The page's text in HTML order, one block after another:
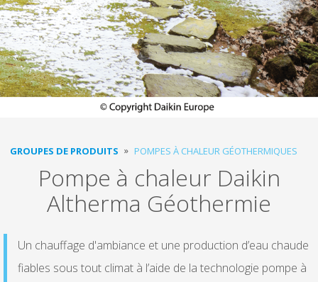
GROUPES DE PRODUITS POMPES À CHALEUR GÉOTHERMIQUES
Pompe à chaleur Daikin
Altherma Géothermie
Un chauffage d'ambiance et une production d’eau chaude
fiables sous tout climat à l’aide de la technologie pompe à